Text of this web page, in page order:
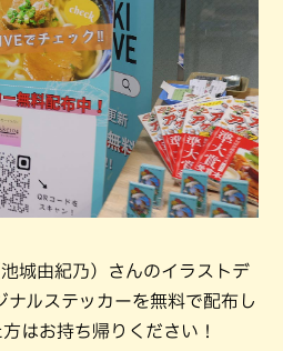
城由紀乃）さんのイラストデ
ルステッカーを無料で配布し
はお持ち帰りください！